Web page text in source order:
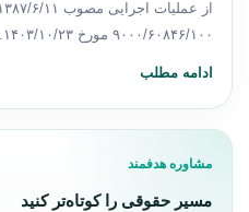
۹۰۰۰/۶۰۸۴۶/۱۰۰ مورخ ۱۴۰۳/۱۰/۲۳…
ادامه مطلب
مشاوره هدفمند
مسیر حقوقی را کوتاه‌تر کنید